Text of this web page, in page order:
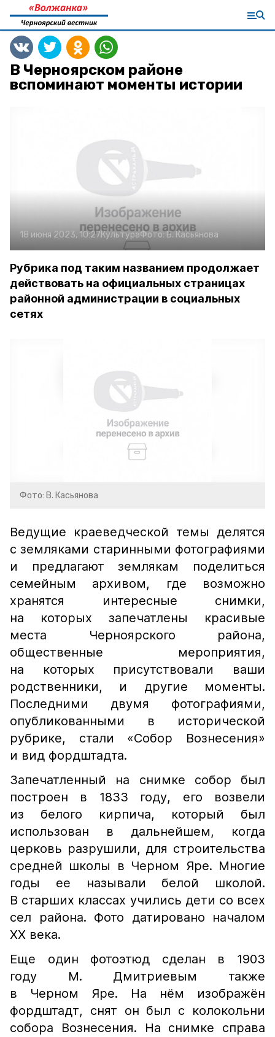
В Черноярском районе
вспоминают моменты истории
18 июня 2023, 10:27КультураФото:В. Касьянова
Рубрика под таким названием продолжает
действовать на официальных страницах
районной администрации в социальных
сетях
Фото: В. Касьянова
Ведущие краеведческой темы делятся
с земляками старинными фотографиями
и предлагают землякам поделиться
семейным архивом, где возможно
хранятся интересные снимки,
на которых запечатлены красивые
места Черноярского района,
общественные мероприятия,
на которых присутствовали ваши
родственники, и другие моменты.
Последними двумя фотографиями,
опубликованными в исторической
рубрике, стали «Собор Вознесения»
и вид фордштадта.
Запечатленный на снимке собор был
построен в 1833 году, его возвели
из белого кирпича, который был
использован в дальнейшем, когда
церковь разрушили, для строительства
средней школы в Черном Яре. Многие
годы ее называли белой школой.
В старших классах учились дети со всех
сел района. Фото датировано началом
XX века.
Еще один фотоэтюд сделан в 1903
году М. Дмитриевым также
в Черном Яре. На нём изображён
фордштадт, снят он был с колокольни
собора Вознесения. На снимке справа